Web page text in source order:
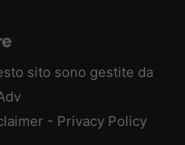
sito sono gestite da
- Privacy Policy